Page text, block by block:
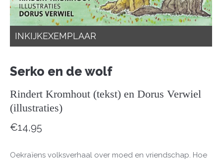
INKIJKEXEMPLAAR
Serko en de wolf
Rindert Kromhout (tekst) en Dorus Verwiel
(illustraties)
€14,95
Oekraïens volksverhaal over moed en vriendschap. Hoe